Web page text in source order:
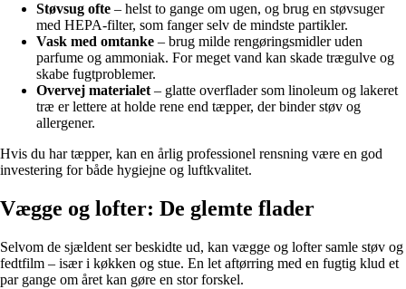
Støvsug ofte – helst to gange om ugen, og brug en støvsuger
med HEPA-filter, som fanger selv de mindste partikler.
Vask med omtanke – brug milde rengøringsmidler uden
parfume og ammoniak. For meget vand kan skade trægulve og
skabe fugtproblemer.
Overvej materialet– glatte overflader som linoleum og lakeret
træ er lettere at holde rene end tæpper, der binder støv og
allergener.
Hvis du har tæpper, kan en årlig professionel rensning være en god
investering for både hygiejne og luftkvalitet.
Vægge og lofter: De glemte flader
Selvom de sjældent ser beskidte ud, kan vægge og lofter samle støv og
fedtfilm – især i køkken og stue. En let aftørring med en fugtig klud et
par gange om året kan gøre en stor forskel.